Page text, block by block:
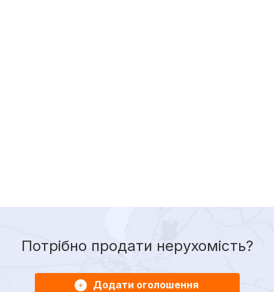
Потрібно продати нерухомість?
Додати оголошення